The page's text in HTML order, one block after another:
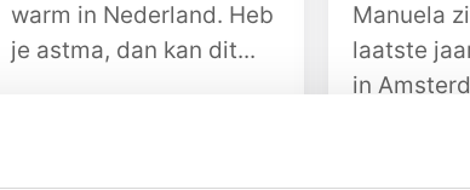
warm in Nederland. Heb
je astma, dan kan dit...
Manuela
laatste
in